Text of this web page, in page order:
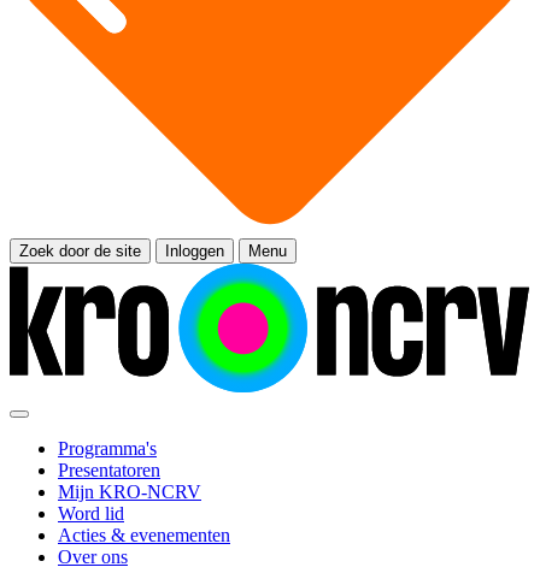
Zoek door de site Inloggen Menu
Programma's
Presentatoren
Mijn KRO-NCRV
Word lid
Acties & evenementen
Over ons